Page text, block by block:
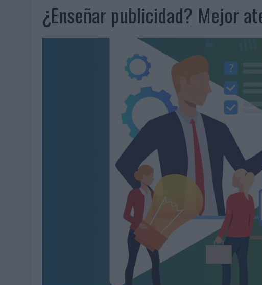
06/08/2026
|
FRIGO Y UNIQLO LANZAN UNA COLECCIÓN PERSONALIZABLE
06/08/2026
LA IA ESTÁ SUBIENDO EL LISTÓN DE LA CREATIVIDAD
BEON WORLDWIDE LANZA RAÍZ URBANA PARA TRANSFORMAR EL
FABRA COMUNICACIÓN INCORPORA A CASONÁ Y ASUME LA GESTIÓN
LOPESAN HOTELS & RESORTS ACERCA EL PARAÍSO CANARIO EN SU
LUIS ARQUILLOS (BURGO DE ARIAS): “LA CONSTRUCCIÓN DE
‘EL PARAÍSO MÁS CERCA’, DE 22GRADOS PARA LOPESAN HOTELS &
‘LA ÚNICA CERVEZA DEL MUNDO QUE SE DISFRUTA DOS VECES’, DE
‘EL FÚTBOL SIN LAS PERSONAS’, DE DENTSU CREATIVE PARA ORANGE
CAPAZ, LA CERVEZA QUE CONVIERTE CADA BOTELLA EN UNA
BABARIA Y MAXIBON SON ‘EL MATCH PERFECTO DEL VERANO’
AUDIBLE REIVINDICA EL PODER TRANSFORMADOR DEL AUDIO EN SU
‘VUELVE EL FÚTBOL. VUELVE A SOÑAR’, DE VML PARA MOVISTAR
MOVISTAR APELA A LA ILUSIÓN DE LAS AFICIONES PARA EL REGRESO
‘LA VUELTA’, DE FENOMENAL PARA MÁLAGA CF
SIETE DE CADA DIEZ EMPRESAS ESPAÑOLAS NO INTEGRAN LA
¿Enseñar publicidad? Mejor